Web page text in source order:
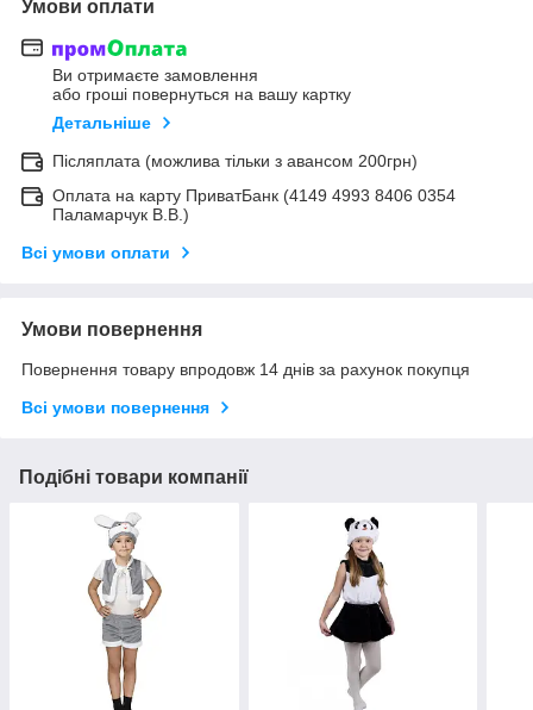
Умови оплати
Ви отримаєте замовлення
або гроші повернуться на вашу картку
Детальніше
Післяплата (можлива тільки з авансом 200грн)
Оплата на карту ПриватБанк (4149 4993 8406 0354
Паламарчук В.В.)
Всі умови оплати
Умови повернення
Повернення товару впродовж 14 днів за рахунок покупця
Всі умови повернення
Подібні товари компанії